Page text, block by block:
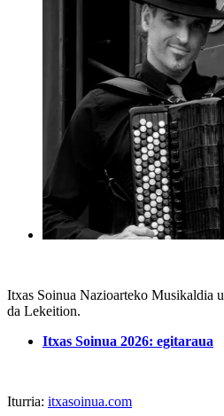
Itxas Soinua Nazioarteko Musikaldia
da Lekeition.
Itxas Soinua 2026: egitaraua
Iturria: itxasoinua.com